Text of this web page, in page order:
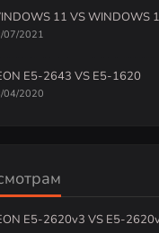
11 VS WINDOWS
07/2021
E5-2643 VS E5-1620
04/2020
E5-2620v3 VS E5-